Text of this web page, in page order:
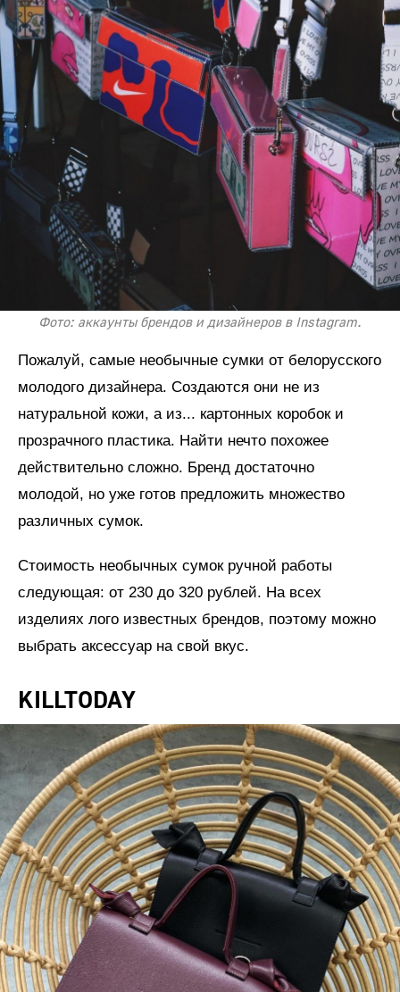
Фото: аккаунты брендов и дизайнеров в Instagram.
Пожалуй, самые необычные сумки от белорусского
молодого дизайнера. Создаются они не из
натуральной кожи, а из... картонных коробок и
прозрачного пластика. Найти нечто похожее
действительно сложно. Бренд достаточно
молодой, но уже готов предложить множество
различных сумок.
Стоимость необычных сумок ручной работы
следующая: от 230 до 320 рублей. На всех
изделиях лого известных брендов, поэтому можно
выбрать аксессуар на свой вкус.
KILLTODAY